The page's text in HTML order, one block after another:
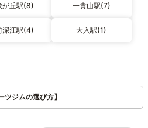
が丘駅(8) 一貴山駅(7)
深江駅(4) 大入駅(1)
ツジムの選び方】